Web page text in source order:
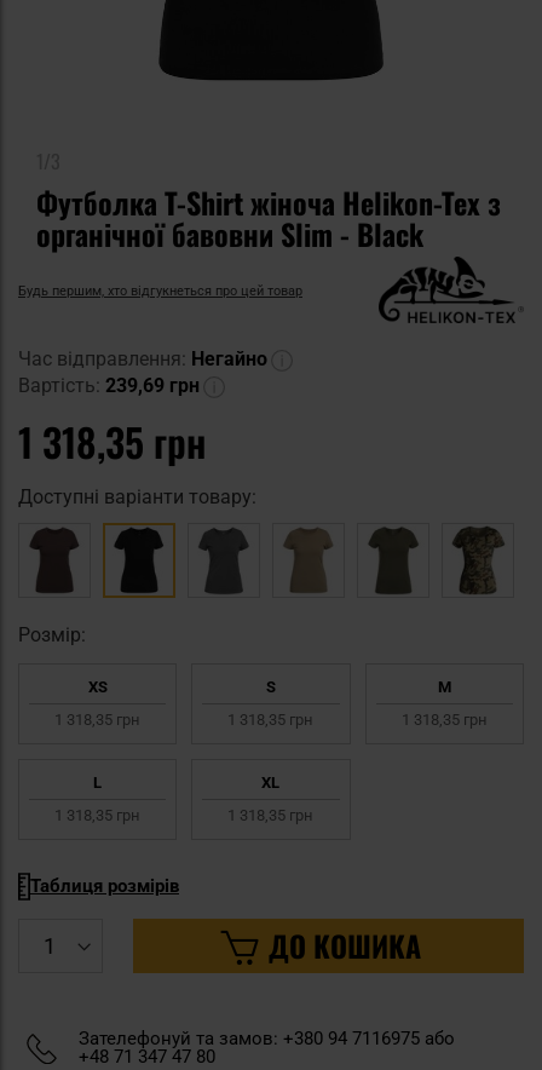
Футболка T-Shirt жіноча Helikon-Tex з
органічної бавовни Slim - Black
Будь першим, хто відгукнеться про цей товар
Час відправлення: Негайно
Вартість: 239,69 грн
1 318,35 грн
Доступні варіанти товару:
Pозмір:
XS
1 318,35 грн
S
1 318,35 грн
M
1 318,35 грн
L
1 318,35 грн
XL
1 318,35 грн
Таблиця розмірів
ДО КОШИКА
Зателефонуй та замов: +380 94 7116975 або
+48 71 347 47 80